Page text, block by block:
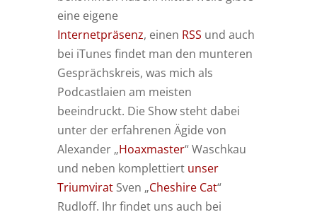
eine eigene
Internetpräsenz, einen RSS und auch
bei iTunes findet man den munteren
Gesprächskreis, was mich als
Podcastlaien am meisten
beeindruckt. Die Show steht dabei
unter der erfahrenen Ägide von
Alexander „Hoaxmaster“ Waschkau
und neben komplettiertunser
TriumviratSven „Cheshire Cat“
Rudloff. Ihr findet uns auch bei